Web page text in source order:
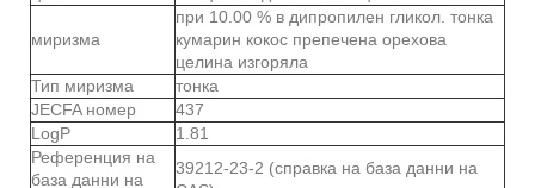
миризма
при 10.00 % в дипропилен гликол. тонка
кумарин кокос препечена орехова
целина изгоряла
Тип миризма
тонка
JECFA номер
437
LogP
1.81
Референция на
база данни на
39212-23-2 (справка на база данни на